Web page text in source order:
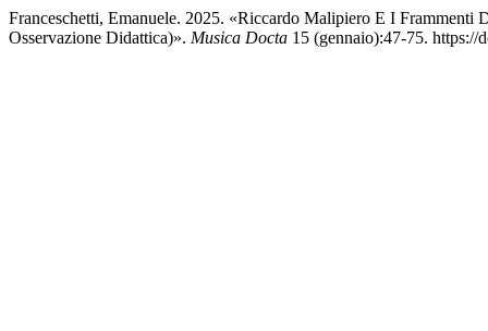
Franceschetti, Emanuele. 2025. «Riccardo Malipiero E I
Osservazione Didattica)». Musica Docta 15 (gennaio):47-75. https://